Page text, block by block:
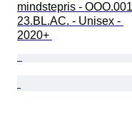
mindstepris -
23.BL.AC. - Unisex -
2020+